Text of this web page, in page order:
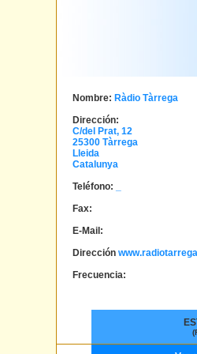
Nombre: Ràdio Tàrrega
Dirección:
C/del Prat, 12
25300 Tàrrega
Lleida
Catalunya
Teléfono:
Fax:
E-Mail:
Dirección
Frecuencia: